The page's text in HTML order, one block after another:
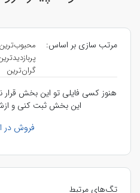
تگ‌های مرتبط
مرتب سازی بر اساس: محبوب‌ترین
گران‌ترین
هنوز کسی فایلی تو این بخش قرار
این بخش ثبت کنی و
فروش در